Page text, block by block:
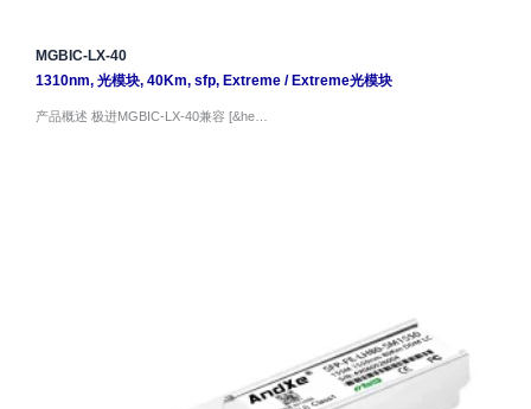
MGBIC-LX-40
1310nm, 光模块, 40Km, sfp, Extreme/ Extreme光模块
产品概述 极进MGBIC-LX-40兼容 [&he…